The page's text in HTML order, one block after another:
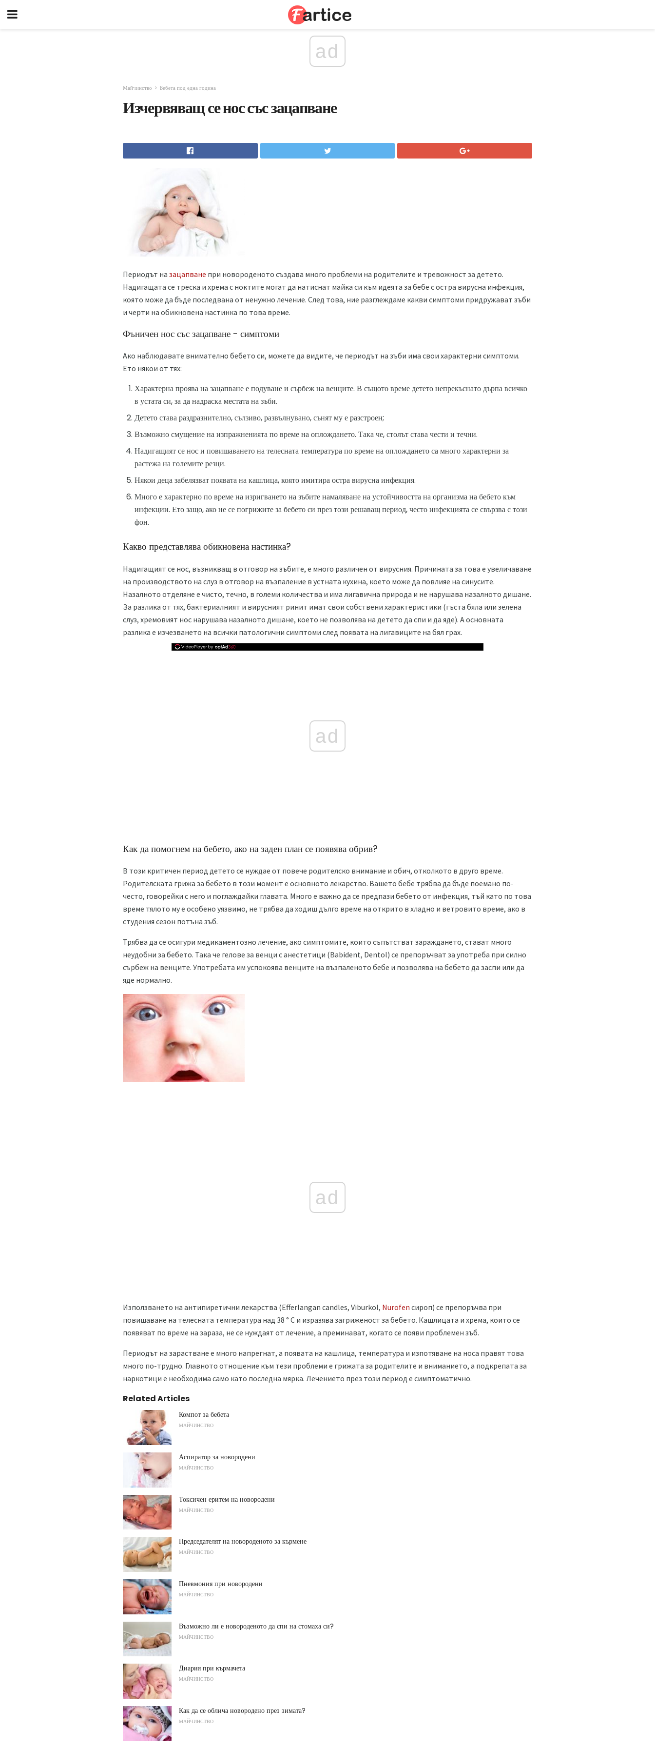
ad
Майчинство Бебета под една година
Изчервяващ се нос със зацапване
Периодът на зацапване при новороденото създава много проблеми на родителите и тревожност за детето.
Надигащата се треска и хрема с ноктите могат да натиснат майка си към идеята за бебе с остра вирусна инфекция,
която може да бъде последвана от ненужно лечение. След това, ние разглеждаме какви симптоми придружават зъби
и черти на обикновена настинка по това време.
Фъничен нос със зацапване - симптоми
Ако наблюдавате внимателно бебето си, можете да видите, че периодът на зъби има свои характерни симптоми.
Ето някои от тях:
Характерна проява на зацапване е подуване и сърбеж на венците. В същото време детето непрекъснато дърпа всичко
в устата си, за да надраска местата на зъби.
Детето става раздразнително, сълзиво, развълнувано, сънят му е разстроен;
Възможно смущение на изпражненията по време на оплождането. Така че, столът става чести и течни.
Надигащият се нос и повишаването на телесната температура по време на оплождането са много характерни за
растежа на големите резци.
Някои деца забелязват появата на кашлица, която имитира остра вирусна инфекция.
Много е характерно по време на изригването на зъбите намаляване на устойчивостта на организма на бебето към
инфекции. Ето защо, ако не се погрижите за бебето си през този решаващ период, често инфекцията се свързва с този
фон.
Какво представлява обикновена настинка?
Надигащият се нос, възникващ в отговор на зъбите, е много различен от вирусния. Причината за това е увеличаване
на производството на слуз в отговор на възпаление в устната кухина, което може да повлияе на синусите.
Назалното отделяне е чисто, течно, в големи количества и има лигавична природа и не нарушава назалното дишане.
За разлика от тях, бактериалният и вирусният ринит имат свои собствени характеристики (гъста бяла или зелена
слуз, хремовият нос нарушава назалното дишане, което не позволява на детето да спи и да яде). А основната
разлика е изчезването на всички патологични симптоми след появата на лигавиците на бял грах.
ad
Как да помогнем на бебето, ако на заден план се появява обрив?
В този критичен период детето се нуждае от повече родителско внимание и обич, отколкото в друго време.
Родителската грижа за бебето в този момент е основното лекарство. Вашето бебе трябва да бъде поемано по-
често, говорейки с него и поглаждайки главата. Много е важно да се предпази бебето от инфекция, тъй като по това
време тялото му е особено уязвимо, не трябва да ходиш дълго време на открито в хладно и ветровито време, ако в
студения сезон потъна зъб.
Трябва да се осигури медикаментозно лечение, ако симптомите, които съпътстват зараждането, стават много
неудобни за бебето. Така че гелове за венци с анестетици (Babident, Dentol) се препоръчват за употреба при силно
сърбеж на венците. Употребата им успокоява венците на възпаленото бебе и позволява на бебето да заспи или да
яде нормално.
ad
Използването на антипиретични лекарства (Efferlangan candles, Viburkol, Nurofen сироп) се препоръчва при
повишаване на телесната температура над 38 ° C и изразява загриженост за бебето. Кашлицата и хрема, които се
появяват по време на зараза, не се нуждаят от лечение, а преминават, когато се появи проблемен зъб.
Периодът на зарастване е много напрегнат, а появата на кашлица, температура и изпотяване на носа правят това
много по-трудно. Главното отношение към тези проблеми е грижата за родителите и вниманието, а подкрепата за
наркотици е необходима само като последна мярка. Лечението през този период е симптоматично.
Related Articles
Компот за бебета
МАЙЧИНСТВО
Аспиратор за новородени
МАЙЧИНСТВО
Токсичен еритем на новородени
МАЙЧИНСТВО
Председателят на новороденото за кърмене
МАЙЧИНСТВО
Пневмония при новородени
МАЙЧИНСТВО
Възможно ли е новороденото да спи на стомаха си?
МАЙЧИНСТВО
Диария при кърмачета
МАЙЧИНСТВО
Как да се облича новородено през зимата?
МАЙЧИНСТВО